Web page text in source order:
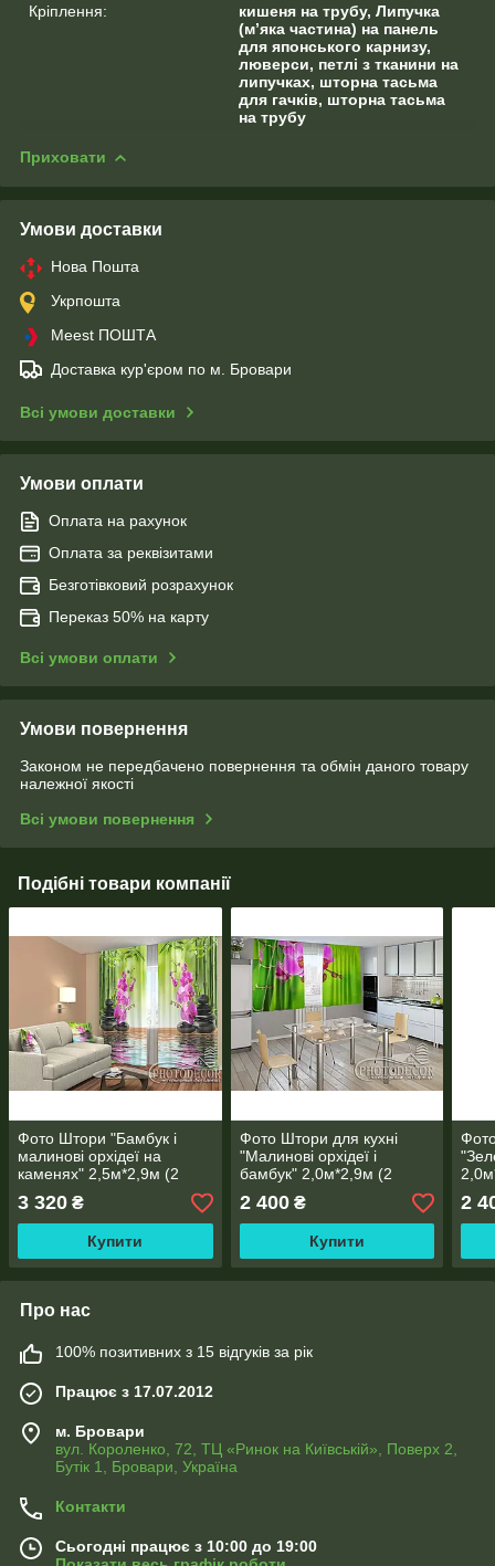
Кріплення:
кишеня на трубу, Липучка
(м’яка частина) на панель
для японського карнизу,
люверси, петлі з тканини на
липучках, шторна тасьма
для гачків, шторна тасьма
на трубу
Приховати
Умови доставки
Нова Пошта
Укрпошта
Meest ПОШТА
Доставка кур'єром по м. Бровари
Всі умови доставки
Умови оплати
Оплата на рахунок
Оплата за реквізитами
Безготівковий розрахунок
Переказ 50% на карту
Всі умови оплати
Умови повернення
Законом не передбачено повернення та обмін даного товару
належної якості
Всі умови повернення
Подібні товари компанії
Фото Штори "Бамбук і
малинові орхідеї на
каменях" 2,5м*2,9м (2
полотна по 1,45м), тасьма
3 320 ₴
Купити
Фото Штори для кухні
"Малинові орхідеї і
бамбук" 2,0м*2,9м (2
полотна по 1,45м), тасьма
2 400₴
Купити
2
Про нас
100% позитивних з 15 відгуків за рік
Працює з 17.07.2012
м. Бровари
вул. Короленко, 72, ТЦ «Ринок на Київській», Поверх 2,
Бутік 1, Бровари, Україна
Контакти
Сьогодні працює з 10:00 до 19:00